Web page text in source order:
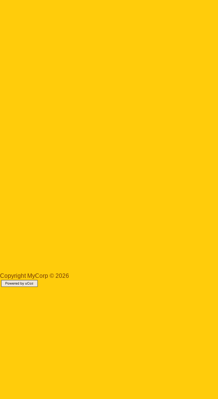
Copyright MyCorp © 2026